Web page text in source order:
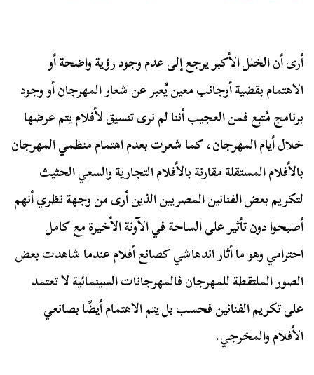
أرى أن الخلل الأكبر يرجع إلى عدم وجود رؤية واضحة أو
الاهتمام بقضية أوجانب معين يُعبر عن شعار المهرجان أو وجود
برنامج مُتبع فمن العجيب أننا لم نرى تنسيق لأفلام يتم عرضها
خلال أيام المهرجان، كما شعرت بعدم اهتمام منظمي المهرجان
بالأفلام المستقلة مقارنة بالأفلام التجارية والسعي الحثيث
لتكريم بعض الفنانين المصريين الذين أرى من وجهة نظري أنهم
أصبحوا دون تأثير على الساحة في الآونة الأخيرة مع كامل
احترامي وهو ما أثار اندهاشي كصانع أفلام عندما شاهدت بعض
الصور الملتقطة للمهرجان فالمهرجانات السينمائية لا تعتمد
على تكريم الفنانين فحسب بل يتم الاهتمام أيضًا بصانعي
الأفلام والمخرجي.